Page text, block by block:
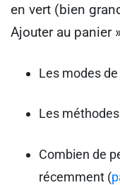
en vert (bien
Ajouter au panier
Les modes
Les
Combien de
récemment (